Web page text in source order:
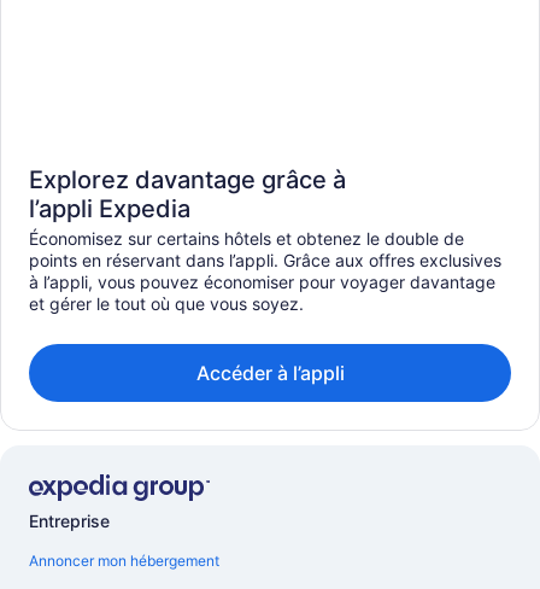
Explorez davantage grâce à
l’appli Expedia
Économisez sur certains hôtels et obtenez le double de
points en réservant dans l’appli. Grâce aux offres exclusives
à l’appli, vous pouvez économiser pour voyager davantage
et gérer le tout où que vous soyez.
Accéder à l’appli
Entreprise
Annoncer mon hébergement